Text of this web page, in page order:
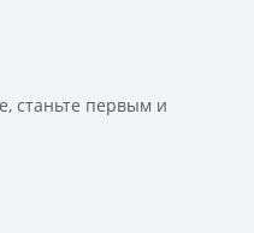
станьте первым и